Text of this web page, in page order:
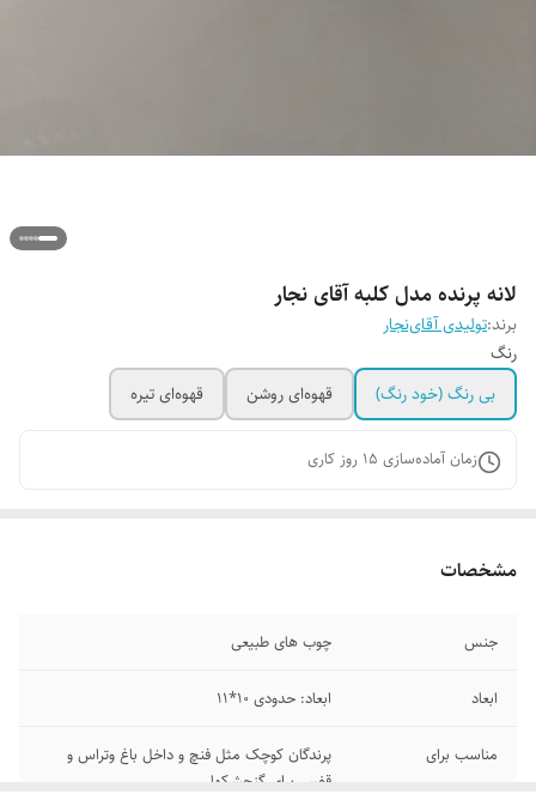
لانه پرنده مدل کلبه آقای نجار
برند:تولیدی آقای‌نجار
رنگ
بی رنگ (خود رنگ)
قهوه‌ای روشن قهوه‌ای تیره
زمان آماده‌سازی 15 روز کاری
مشخصات
جنس چوب های طبیعی
ابعاد ابعاد: حدودی 10*11
مناسب برای
پرندگان کوچک مثل فنچ و داخل باغ وتراس و
قفس برای گنجشکها